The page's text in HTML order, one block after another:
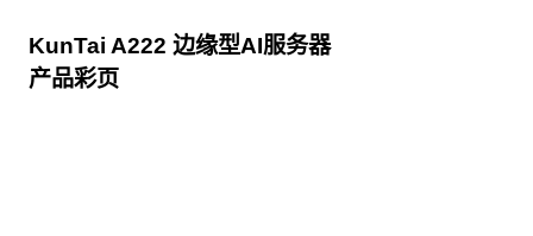
KunTai A222 边缘型AI服务器
产品彩页